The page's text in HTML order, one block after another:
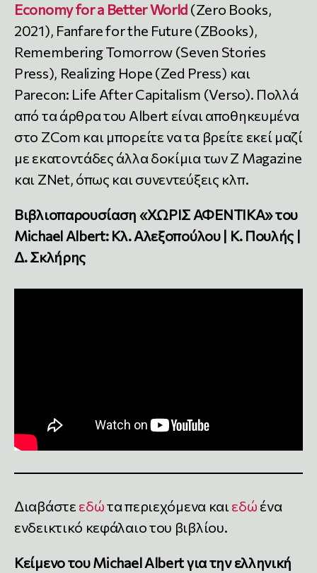
Economy for a Better World (Zero Books,
2021), Fanfare for the Future (ZBooks),
Remembering Tomorrow (Seven Stories
Press), Realizing Hope (Zed Press) και
Parecon: Life After Capitalism (Verso). Πολλά
από τα άρθρα του Albert είναι αποθηκευμένα
στο ZCom και μπορείτε να τα βρείτε εκεί μαζί
με εκατοντάδες άλλα δοκίμια των Z Magazine
και ZNet, όπως και συνεντεύξεις κλπ.
Βιβλιοπαρουσίαση «ΧΩΡΙΣ ΑΦΕΝΤΙΚΑ» του
Michael Albert: Κλ. Αλεξοπούλου | Κ. Πουλής |
Δ. Σκλήρης
Διαβάστε εδώτα περιεχόμενα και εδώ ένα
ενδεικτικό κεφάλαιο του βιβλίου.
Κείμενο του Michael Albert για την ελληνική